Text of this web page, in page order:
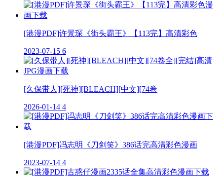
[港漫PDF]许景琛《街头霸王》【113完】高清彩色
2023-07-15 6
[久保带人][死神][BLEACH][中文][74卷
2026-01-14 4
[港漫PDF]冯志明《刀剑笑》386话完高清彩色漫画
2023-07-14 4